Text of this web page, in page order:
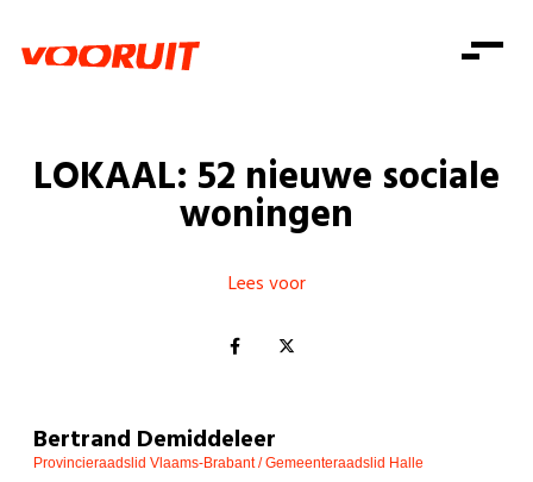
Zorg
Gelijke kansen
Welzijn
Consumentenbescherming
Kinderen en jongeren
Onze mensen
Standpunten
Vacatures
Doe mee
Doe mee
Word lid
Shop
Login
LOKAAL: 52 nieuwe sociale
woningen
Lees voor
Bertrand Demiddeleer
Provincieraadslid Vlaams-Brabant / Gemeenteraadslid Halle